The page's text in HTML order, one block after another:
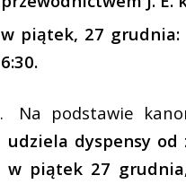
w piątek, 27 grudnia:
6:30.
Na podstawie
udziela dyspensy
w piątek 27